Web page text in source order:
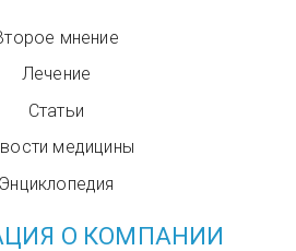
мнение
Лечение
Статьи
медицины
Энциклопедия
О КОМПАНИИ